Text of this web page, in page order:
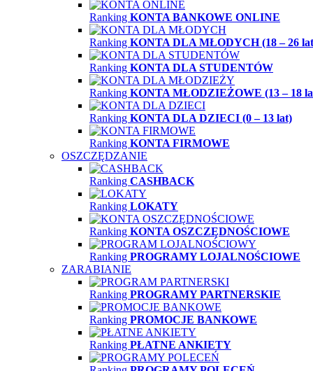
Ranking KONTA BANKOWE ONLINE
Ranking KONTA DLA MŁODYCH (18 – 26
Ranking KONTA DLA STUDENTÓW
Ranking KONTA MŁODZIEŻOWE (13 – 18
Ranking KONTA DLA DZIECI (0 – 13 lat)
Ranking KONTA FIRMOWE
OSZCZĘDZANIE
Ranking CASHBACK
Ranking LOKATY
Ranking KONTA OSZCZĘDNOŚCIOWE
Ranking PROGRAMY LOJALNOŚCIOWE
ZARABIANIE
Ranking PROGRAMY PARTNERSKIE
Ranking PROMOCJE BANKOWE
Ranking PŁATNE ANKIETY